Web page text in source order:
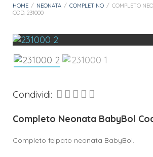
HOME / NEONATA / COMPLETINO / COMPLETO
COD. 231000
Condividi:
Completo Neonata BabyBol
Completo felpato neonata BabyBol.